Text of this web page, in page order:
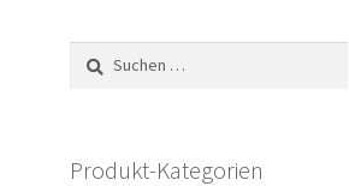
Suchen
nach:
Produkt-Kategorien